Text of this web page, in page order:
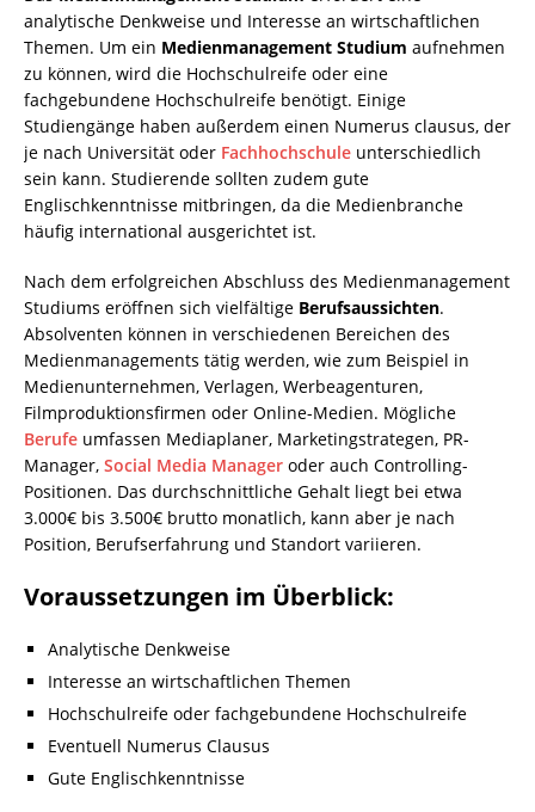
analytische Denkweise und Interesse an wirtschaftlichen
Themen. Um ein Medienmanagement Studium aufnehmen
zu können, wird die Hochschulreife oder eine
fachgebundene Hochschulreife benötigt. Einige
Studiengänge haben außerdem einen Numerus clausus, der
je nach Universität oder Fachhochschule unterschiedlich
sein kann. Studierende sollten zudem gute
Englischkenntnisse mitbringen, da die Medienbranche
häufig international ausgerichtet ist.
Nach dem erfolgreichen Abschluss des Medienmanagement
Studiums eröffnen sich vielfältige Berufsaussichten.
Absolventen können in verschiedenen Bereichen des
Medienmanagements tätig werden, wie zum Beispiel in
Medienunternehmen, Verlagen, Werbeagenturen,
Filmproduktionsfirmen oder Online-Medien. Mögliche
Berufe umfassen Mediaplaner, Marketingstrategen, PR-
Manager, Social Media Manager oder auch Controlling-
Positionen. Das durchschnittliche Gehalt liegt bei etwa
3.000€ bis 3.500€ brutto monatlich, kann aber je nach
Position, Berufserfahrung und Standort variieren.
Voraussetzungen im Überblick:
Analytische Denkweise
Interesse an wirtschaftlichen Themen
Hochschulreife oder fachgebundene Hochschulreife
Eventuell Numerus Clausus
Gute Englischkenntnisse